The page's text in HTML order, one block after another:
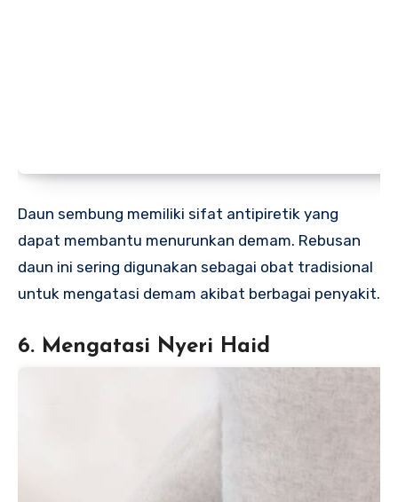
Daun sembung memiliki sifat antipiretik yang
dapat membantu menurunkan demam. Rebusan
daun ini sering digunakan sebagai obat tradisional
untuk mengatasi demam akibat berbagai penyakit.
6. Mengatasi Nyeri Haid